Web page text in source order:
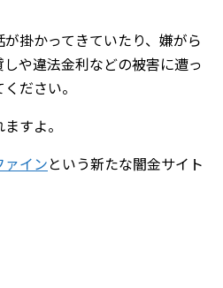
掛かってきていたり、嫌がら
や違法金利などの被害に遭っ
ださい。
すよ。
ァインという新たな闇金サイト